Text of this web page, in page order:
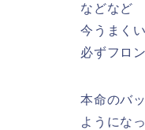
などなど
今うまく
必ずフロ
本命のバ
ようにな